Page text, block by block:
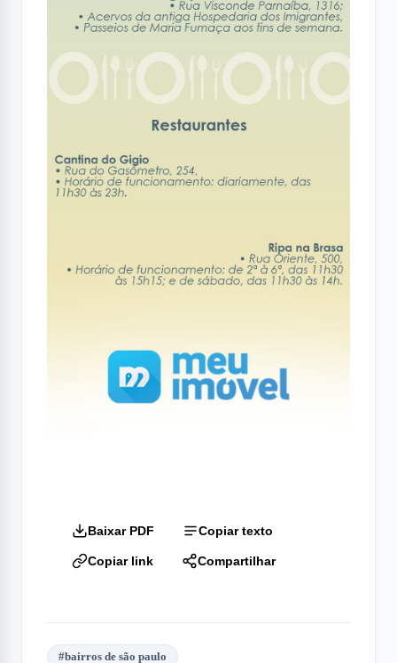
Baixar PDF Copiar texto
Copiar link Compartilhar
#bairros de são paulo